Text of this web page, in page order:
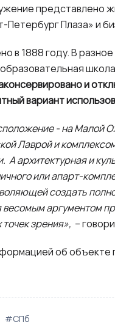
представлено
Петербург Плаза» и
в 1888 году. В
и
вариант
- на Малой
Лаврой и
А архитектурная и
или апарт-
создать
весомым аргументом
точек зрения», –
об объекте
#СПб